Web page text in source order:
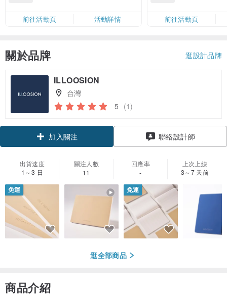
卡」結帳）
前往活動頁 活動詳情
前往活動頁
關於品牌 逛設計品牌
ILLOOSION
台灣
5 (1)
加入關注 聯絡設計師
出貨速度
1～3 日
關注人數
11
回應率
-
上次上線
3～7 天前
免運 免運
逛全部商品
商品介紹